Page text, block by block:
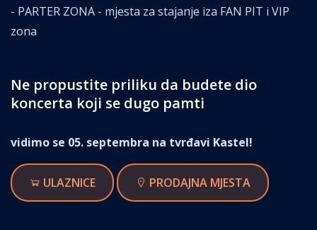
- PARTER ZONA - mjesta za stajanje iza FAN PIT i VIP
zona
Ne propustite priliku da budete dio
koncerta koji se dugo pamti
vidimo se 05. septembra na tvrđavi Kastel!
ULAZNICE PRODAJNA MJESTA